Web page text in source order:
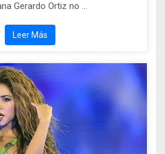
Gerardo Ortiz no …
Leer Más